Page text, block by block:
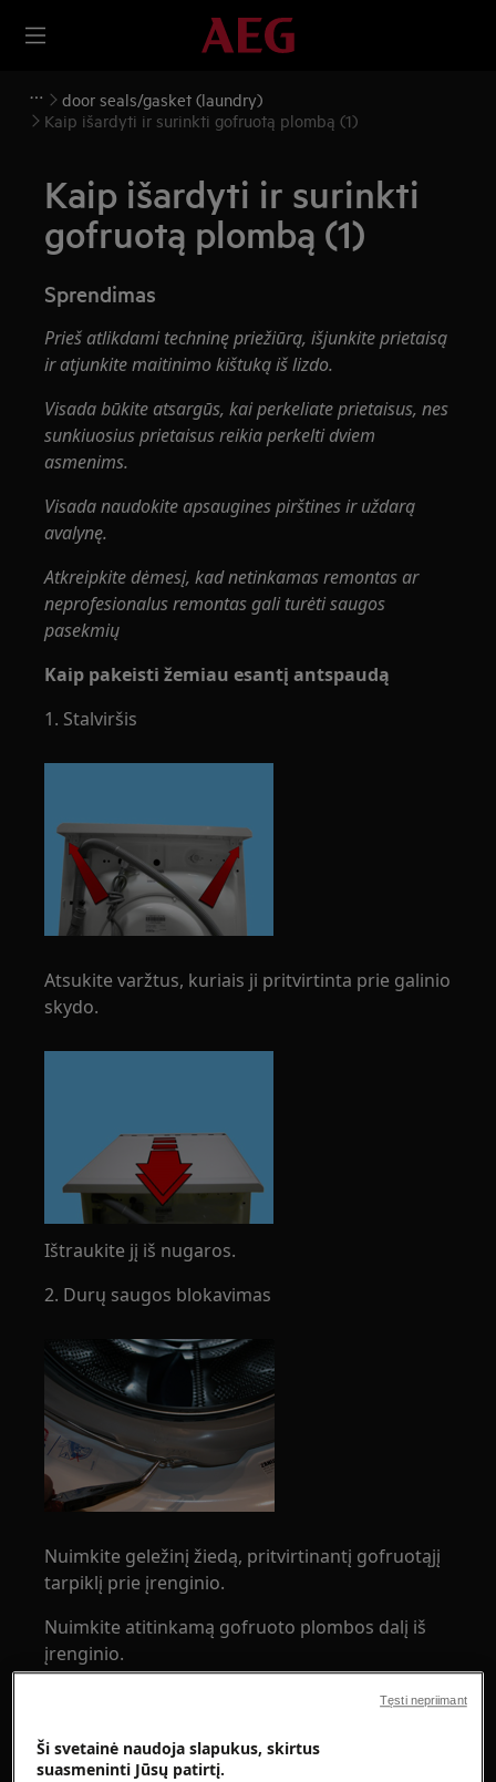
door seals/gasket (laundry)
Kaip išardyti ir surinkti gofruotą plombą (1)
Kaip išardyti ir surinkti
gofruotą plombą (1)
Sprendimas
Prieš atlikdami techninę priežiūrą, išjunkite prietaisą
ir atjunkite maitinimo kištuką iš lizdo.
Visada būkite atsargūs, kai perkeliate prietaisus, nes
sunkiuosius prietaisus reikia perkelti dviem
asmenims.
Visada naudokite apsaugines pirštines ir uždarą
avalynę.
Atkreipkite dėmesį, kad netinkamas remontas ar
neprofesionalus remontas gali turėti saugos
pasekmių
Kaip pakeisti žemiau esantį antspaudą
1. Stalviršis
Atsukite varžtus, kuriais ji pritvirtinta prie galinio
skydo.
Ištraukite jį iš nugaros.
2. Durų saugos blokavimas
Nuimkite geležinį žiedą, pritvirtinantį gofruotąjį
tarpiklį prie įrenginio.
Nuimkite atitinkamą gofruoto plombos dalį iš
įrenginio.
Ši svetainė naudoja slapukus, skirtus
suasmeninti Jūsų patirtį.
Tęsti nepriimant